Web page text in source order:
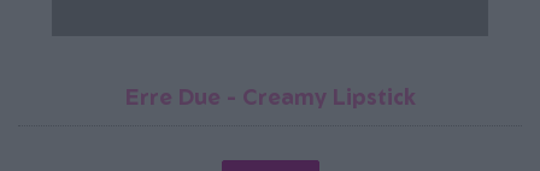
Erre Due - Creamy Lipstick